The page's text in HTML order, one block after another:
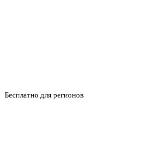
Бесплатно для регионов